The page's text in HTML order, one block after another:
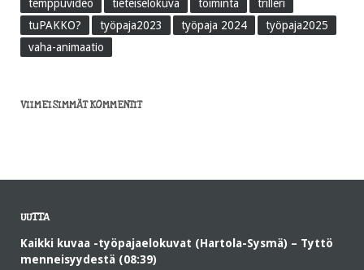
temppuvideo
tieteiselokuva toiminta
trilleri
tuPAKKO?
työpaja2023 työpaja 2024
työpaja2025
vaha-animaatio
VIIMEISIMMÄT KOMMENTIT
UUTTA
Kaikki kuvaa -työpajaelokuvat (Hartola-Sysmä) – Tyttö
menneisyydestä (08:39)